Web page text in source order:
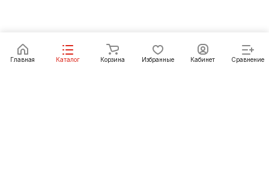
Главная Каталог Корзина Избранные Кабинет Сравнение